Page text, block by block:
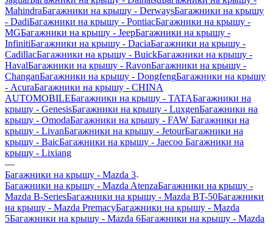
MahindraБагажники на крышу - DerwaysБагажники на крышу
- DadiБагажники на крышу - PontiacБагажники на крышу -
MGБагажники на крышу - JeepБагажники на крышу -
InfinitiБагажники на крышу - DaciaБагажники на крышу -
CadillacБагажники на крышу - BuickБагажники на крышу -
HavalБагажники на крышу - RavonБагажники на крышу -
ChanganБагажники на крышу - DongfengБагажники на крышу
- AcuraБагажники на крышу - CHINA
AUTOMOBILEБагажники на крышу - TATAБагажники на
крышу - GenesisБагажники на крышу - LuxgenБагажники на
крышу - OmodaБагажники на крышу - FAW Багажники на
крышу - LivanБагажники на крышу - JetourБагажники на
крышу - BaicБагажники на крышу - Jaecoo Багажники на
крышу - Lixiang
—
Багажники на крышу - Mazda 3
Багажники на крышу - Mazda AtenzaБагажники на крышу -
Mazda B-SeriesБагажники на крышу - Mazda BT-50Багажники
на крышу - Mazda PremacyБагажники на крышу - Mazda
5Багажники на крышу - Mazda 6Багажники на крышу - Mazda